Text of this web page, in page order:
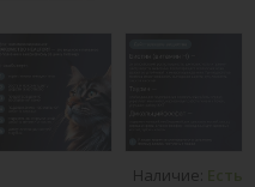
Наличие: Есть